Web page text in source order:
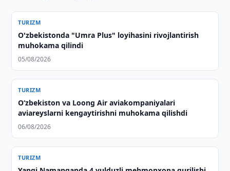
TURIZM
O'zbekistonda "Umra Plus" loyihasini rivojlantirish
muhokama qilindi
05/08/2026
TURIZM
Oʻzbekiston va Loong Air aviakompaniyalari
aviareyslarni kengaytirishni muhokama qilishdi
06/08/2026
TURIZM